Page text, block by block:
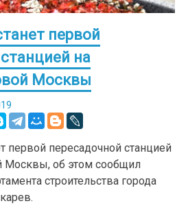
первой
на
Москвы
первой пересадочной станцией
Москвы, об этом сообщил
строительства города